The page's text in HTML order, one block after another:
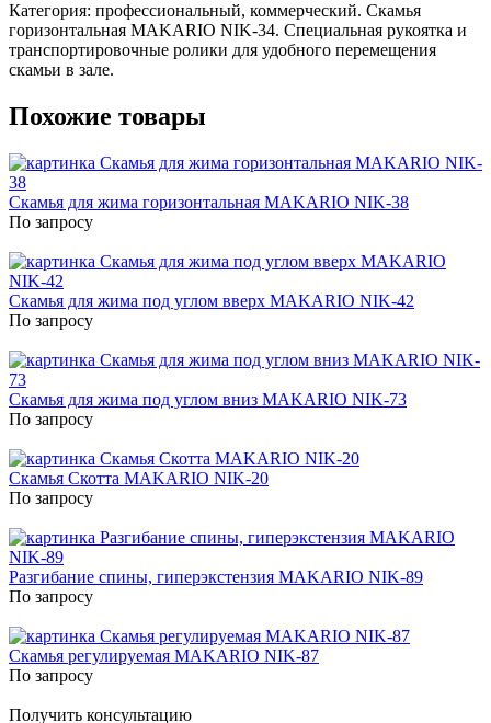
Категория: профессиональный, коммерческий. Скамья
горизонтальная MAKARIO NIK-34. Специальная рукоятка и
транспортировочные ролики для удобного перемещения
скамьи в зале.
Похожие товары
Скамья для жима горизонтальная MAKARIO NIK-38
По запросу
Скамья для жима под углом вверх MAKARIO NIK-42
По запросу
Скамья для жима под углом вниз MAKARIO NIK-73
По запросу
Скамья Скотта MAKARIO NIK-20
По запросу
Разгибание спины, гиперэкстензия MAKARIO NIK-89
По запросу
Скамья регулируемая MAKARIO NIK-87
По запросу
Получить консультацию